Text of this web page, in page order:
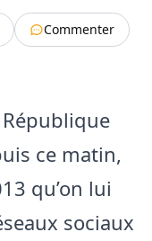
Commenter
ce matin,
qu’on lui
sociaux